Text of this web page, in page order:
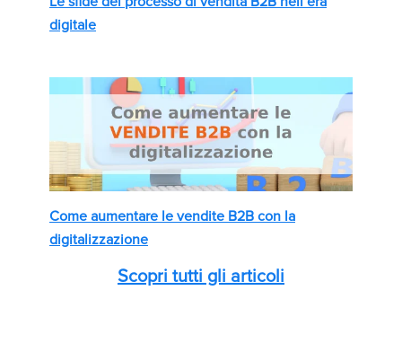
digitale
Come aumentare le vendite B2B con la
digitalizzazione
Scopri tutti gli articoli